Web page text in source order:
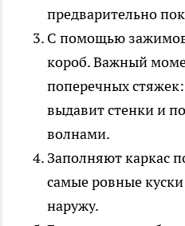
предварительно
С помощью
короб. Важный
поперечных
выдавит стенки и
волнами.
Заполняют каркас
самые ровные
наружу.